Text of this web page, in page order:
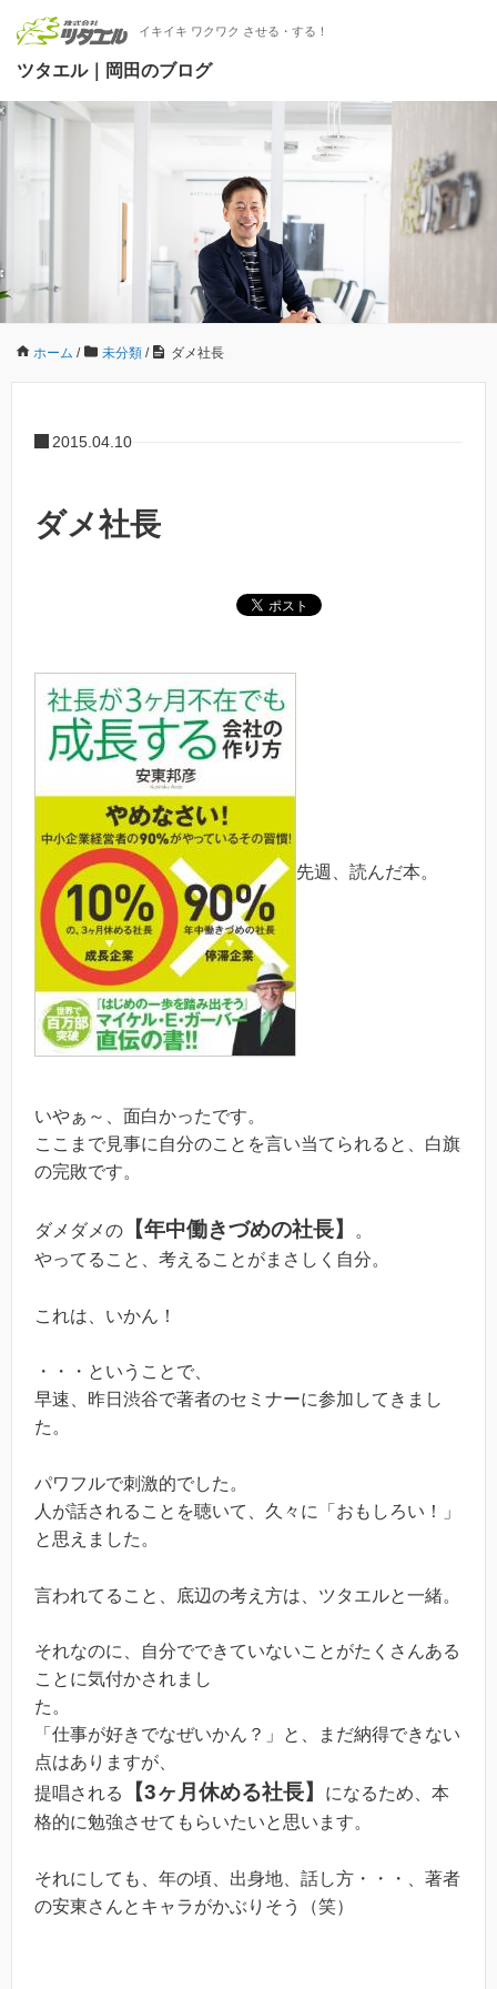
イキイキ ワクワク させる・する！
ツタエル｜岡田のブログ
ホーム / 未分類 / ダメ社長
2015.04.10
ダメ社長
先週、読んだ本。
いやぁ～、面白かったです。
ここまで見事に自分のことを言い当てられると、白旗
の完敗です。
ダメダメの 【年中働きづめの社長】
。
やってること、考えることがまさしく自分。
これは、いかん！
・・・ということで、
早速、昨日渋谷で著者のセミナーに参加してきまし
た。
パワフルで刺激的でした。
人が話されることを聴いて、久々に「おもしろい！」
と思えました。
言われてること、底辺の考え方は、ツタエルと一緒。
それなのに、自分でできていないことがたくさんある
ことに気付かされまし
た。
「仕事が好きでなぜいかん？」と、まだ納得できない
点はありますが、
提唱される
【3ヶ月休める社長】
になるため、本
格的に勉強させてもらいたいと思います。
それにしても、年の頃、出身地、話し方・・・、著者
の安東さんとキャラがかぶりそう（笑）